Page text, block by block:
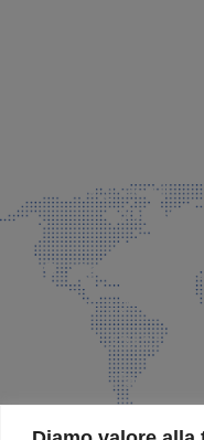
info@faeg.it
Via Padre Elzi,
035 525015
035 335037
info@faeg.it